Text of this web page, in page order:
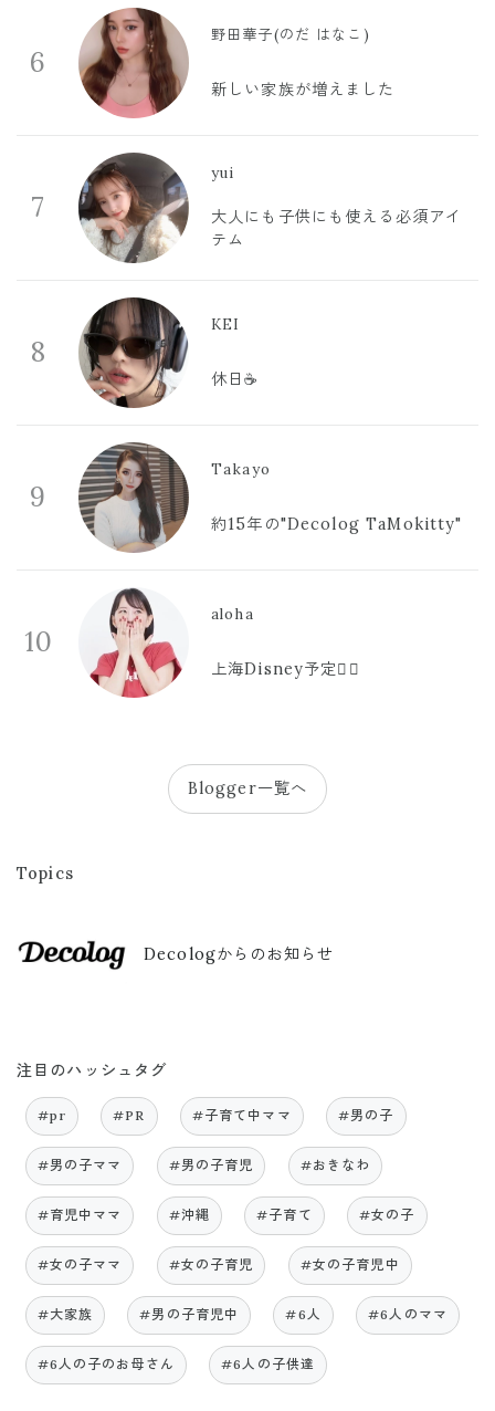
6
野田華子(のだ はなこ)
新しい家族が増えました
7
yui
大人にも子供にも使える必須アイ
テム
8
KEI
休日☕️
9
Takayo
約15年の"Decolog TaMokitty"
10
aloha
上海Disney予定🫪🩷
Blogger一覧へ
Topics
Decologからのお知らせ
注目のハッシュタグ
#pr #PR #子育て中ママ #男の子
#男の子ママ #男の子育児 #おきなわ
#育児中ママ #沖縄 #子育て #女の子
#女の子ママ #女の子育児 #女の子育児中
#大家族 #男の子育児中 #6人 #6人のママ
#6人の子のお母さん #6人の子供達